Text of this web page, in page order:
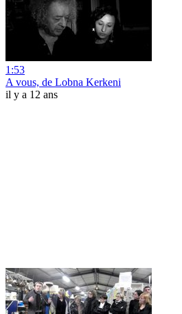
1:53
A vous, de Lobna Kerkeni
il y a 12 ans